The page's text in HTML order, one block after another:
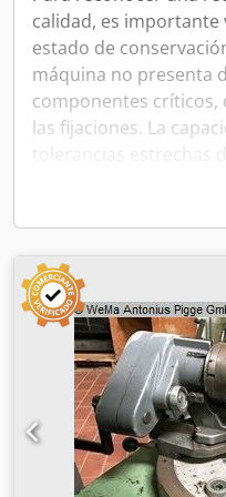
calidad, es
estado de
máquina no presenta
componentes críticos,
las fijaciones. La
tolerancias estrechas
Verificación del
eléctrico
Examine el sistema
de signos de
motores y controles
óptimas y sin
presencia de
durante el
problemas